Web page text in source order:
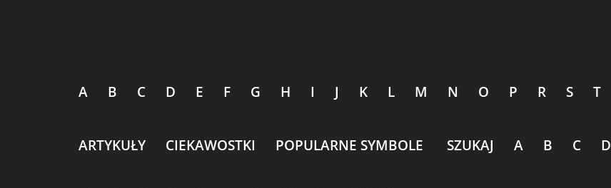
A B C D E F G H I J K L M N O P R S T
ARTYKUŁY CIEKAWOSTKI POPULARNE SYMBOLE SZUKAJ A B C D